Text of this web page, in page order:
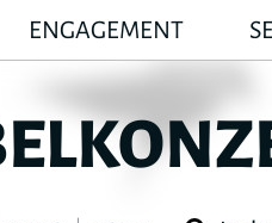
ENGAGEMENT